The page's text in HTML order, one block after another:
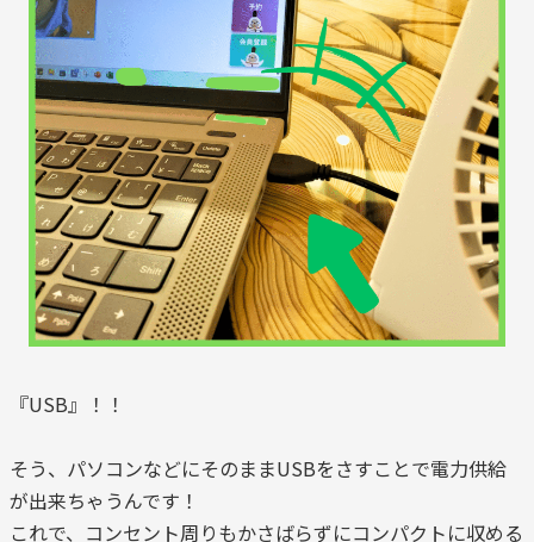
『USB』！！
そう、パソコンなどにそのままUSBをさすことで電力供給
が出来ちゃうんです！
これで、コンセント周りもかさばらずにコンパクトに収める